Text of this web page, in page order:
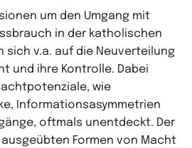
um den Umgang mit
in der katholischen
sich v.a. auf die Neuverteilung
und ihre Kontrolle. Dabei
wie
Informationsasymmetrien
oftmals unentdeckt. Der
Formen von Macht